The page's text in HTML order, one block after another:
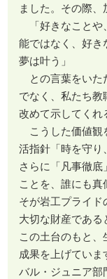
ました。その際、
「好きなことや
能ではなく、好き
夢は叶う」
との言葉をいた
でなく、私たち
改めて示してくれ
こうした価値観
活指針「時を守り
さらに「凡事徹
ことを、誰にも真
そが岩工プライド
大切な財産である
この土台のもと
成果を上げてい
バル・ジュニア部